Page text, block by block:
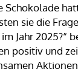
Schokolade
sie die
Jahr 2025?“
positiv und
Aktionen.